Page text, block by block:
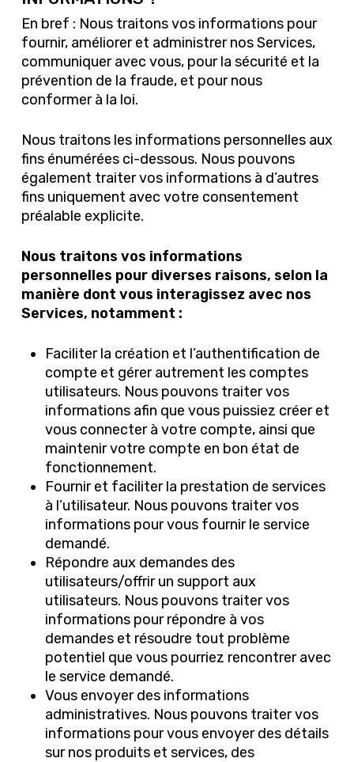
En bref : Nous traitons vos informations pour
fournir, améliorer et administrer nos Services,
communiquer avec vous, pour la sécurité et la
prévention de la fraude, et pour nous
conformer à la loi.
Nous traitons les informations personnelles aux
fins énumérées ci-dessous. Nous pouvons
également traiter vos informations à d’autres
fins uniquement avec votre consentement
préalable explicite.
Nous traitons vos informations
personnelles pour diverses raisons, selon la
manière dont vous interagissez avec nos
Services, notamment :
Faciliter la création et l’authentification de
compte et gérer autrement les comptes
utilisateurs. Nous pouvons traiter vos
informations afin que vous puissiez créer et
vous connecter à votre compte, ainsi que
maintenir votre compte en bon état de
fonctionnement.
Fournir et faciliter la prestation de services
à l’utilisateur. Nous pouvons traiter vos
informations pour vous fournir le service
demandé.
Répondre aux demandes des
utilisateurs/offrir un support aux
utilisateurs. Nous pouvons traiter vos
informations pour répondre à vos
demandes et résoudre tout problème
potentiel que vous pourriez rencontrer avec
le service demandé.
Vous envoyer des informations
administratives. Nous pouvons traiter vos
informations pour vous envoyer des détails
sur nos produits et services, des